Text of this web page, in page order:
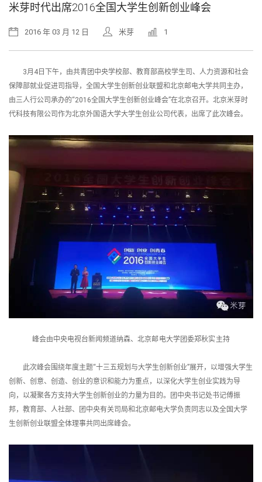
米芽时代出席2016全国大学生创新创业峰会
2016 年 03 月 12 日 米芽 1
3月4日下午，由共青团中央学校部、教育部高校学生司、人力资源和社会
保障部就业促进司指导，全国大学生创新创业联盟和北京邮电大学共同主办，
由三人行公司承办的“2016全国大学生创新创业峰会”在北京召开。北京米芽时
代科技有限公司作为北京外国语大学大学生创业公司代表，出席了此次峰会。
峰会由中央电视台新闻频道纳森、北京邮电大学团委郑秋实主持
此次峰会围绕年度主题“十三五规划与大学生创新创业”展开，以增强大学生
创新、创意、创造、创业的意识和能力为重点，以深化大学生创业实践为导
向，以凝聚各方支持大学生创新创业的力量为目的。团中央书记处书记傅振
邦，教育部、人社部、团中央有关司局和北京邮电大学负责同志以及全国大学
生创新创业联盟全体理事共同出席峰会。